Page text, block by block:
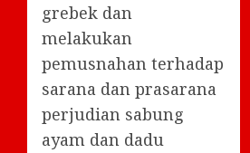
grebek dan
melakukan
pemusnahan terhadap
sarana dan prasarana
perjudian sabung
ayam dan dadu